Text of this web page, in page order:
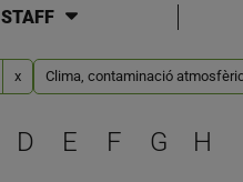
STAFF
x Clima, contaminació
D E F G H